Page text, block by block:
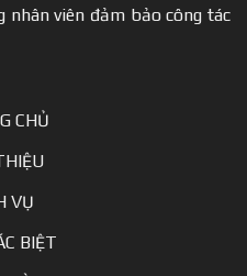
nhân viên đảm bảo công tác
CHỦ
VỤ
BIỆT